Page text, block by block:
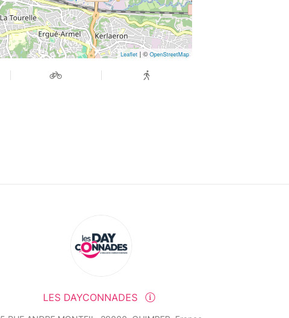
Leaflet | © OpenStreetMap
LES DAYCONNADES